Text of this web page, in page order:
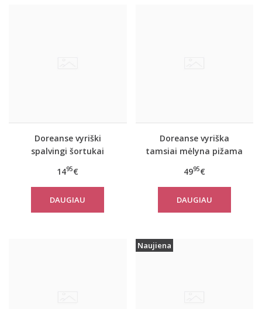
Doreanse vyriški
spalvingi šortukai
1495€
DAUGIAU
Doreanse vyriška
tamsiai mėlyna pižama
4995€
DAUGIAU
Naujiena